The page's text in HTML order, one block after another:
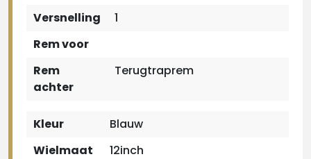
Versnelling
1
Rem voor
Rem
achter
Terugtraprem
Kleur
Blauw
Wielmaat
12inch